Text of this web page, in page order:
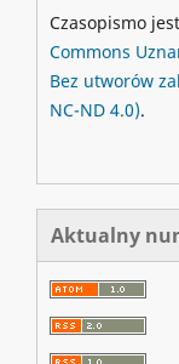
Czasopismo
Commons
Bez utworów
NC-ND 4.0).
Aktualny